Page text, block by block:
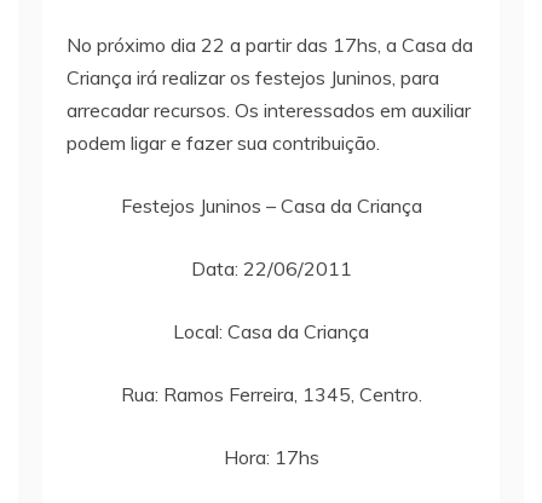
No próximo dia 22 a partir das 17hs, a Casa da
Criança irá realizar os festejos Juninos, para
arrecadar recursos. Os interessados em auxiliar
podem ligar e fazer sua contribuição.
Festejos Juninos – Casa da Criança
Data: 22/06/2011
Local: Casa da Criança
Rua: Ramos Ferreira, 1345, Centro.
Hora: 17hs